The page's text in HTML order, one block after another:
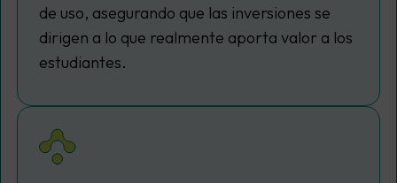
de uso, asegurando que las inversiones se
dirigen a lo que realmente aporta valor a los
estudiantes.